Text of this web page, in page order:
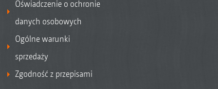
Oświadczenie o ochronie
danych osobowych
Ogólne warunki
sprzedaży
Zgodność z przepisami